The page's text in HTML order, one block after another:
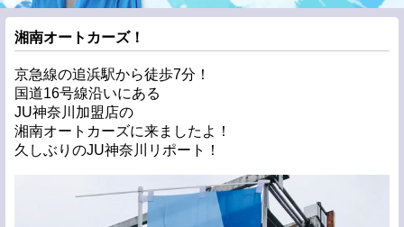
湘南オートカーズ！
京急線の追浜駅から徒歩7分！
国道16号線沿いにある
JU神奈川加盟店の
湘南オートカーズに来ましたよ！
久しぶりのJU神奈川リポート！